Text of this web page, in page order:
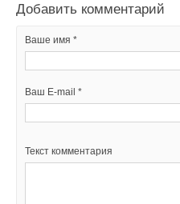
Добавить комментарий
Ваше имя *
Ваш E-mail *
Текст комментария